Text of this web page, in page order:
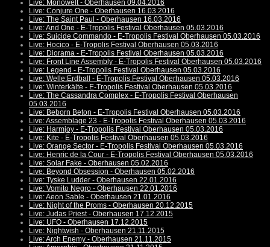
Live: Monowelt - Oberhausen 09.04.2016
Live: Conjure One - Oberhausen 16.03.2016
Live: The Saint Paul - Oberhausen 16.03.2016
Live: And One - E-Tropolis Festival Oberhausen 05.03.2016
Live: Suicide Commando - E-Tropolis Festival Oberhausen 05.03.2016
Live: Hocico - E-Tropolis Festival Oberhausen 05.03.2016
Live: Diorama - E-Tropolis Festival Oberhausen 05.03.2016
Live: Front Line Assembly - E-Tropolis Festival Oberhausen 05.03.2016
Live: Legend - E-Tropolis Festival Oberhausen 05.03.2016
Live: Welle:Erdball - E-Tropolis Festival Oberhausen 05.03.2016
Live: Winterkälte - E-Tropolis Festival Oberhausen 05.03.2016
Live: The Cassandra Complex - E-Tropolis Festival Oberhausen
05.03.2016
Live: Beborn Beton - E-Tropolis Festival Oberhausen 05.03.2016
Live: Assemblage 23 - E-Tropolis Festival Oberhausen 05.03.2016
Live: Harmjoy - E-Tropolis Festival Oberhausen 05.03.2016
Live: Kite - E-Tropolis Festival Oberhausen 05.03.2016
Live: Orange Sector - E-Tropolis Festival Oberhausen 05.03.2016
Live: Henric de la Cour - E-Tropolis Festival Oberhausen 05.03.2016
Live: Solar Fake - Oberhausen 05.02.2016
Live: Beyond Obsession - Oberhausen 05.02.2016
Live: Tyske Ludder - Oberhausen 22.01.2016
Live: Vomito Negro - Oberhausen 22.01.2016
Live: Aeon Sable - Oberhausen 21.01.2016
Live: Night of the Proms - Oberhausen 20.12.2015
Live: Judas Priest - Oberhausen 17.12.2015
Live: UFO - Oberhausen 17.12.2015
Live: Nightwish - Oberhausen 21.11.2015
Live: Arch Enemy - Oberhausen 21.11.2015